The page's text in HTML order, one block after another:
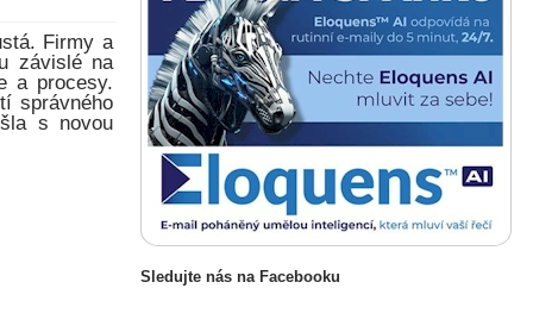
Firmy a
závislé na
a procesy.
správného
s novou
Sledujte nás na Facebooku